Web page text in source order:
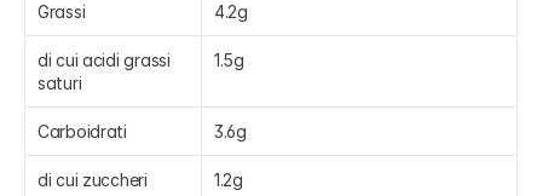
Grassi 4.2g
di cui acidi grassi
saturi
1.5g
Carboidrati 3.6g
di cui zuccheri 1.2g